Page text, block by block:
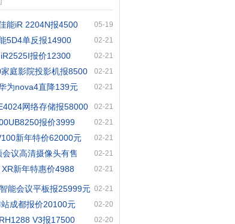
能iR 2204N报4500 05-19
5D4单反报14900 02-21
报价12300 02-21
庭影院投影机报8500 02-21
为nova4直降139元 02-21
网络存储报58000 02-21
报价3999 02-21
新年特价62000元 02-21
议高清摄像头有售 02-21
新年特惠价4988 02-21
能会议平板报25999元 02-21
成都报价20100元 02-20
V3报17500 02-20